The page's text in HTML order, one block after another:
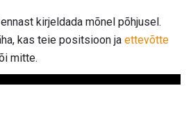
kirjeldada mõnel põhjusel.
kas teie positsioon ja ettevõtte
mitte.